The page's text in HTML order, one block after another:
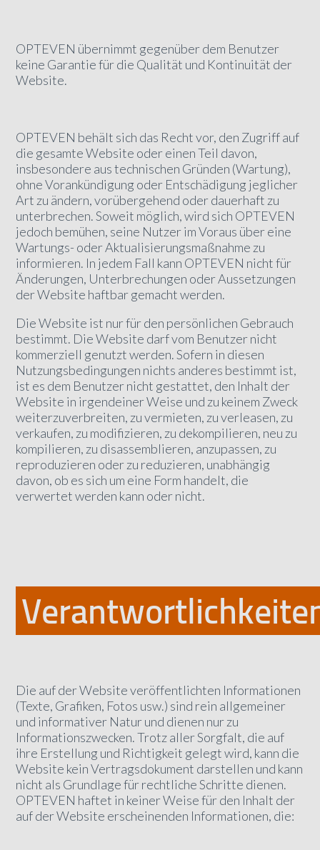
OPTEVEN übernimmt gegenüber dem Benutzer
keine Garantie für die Qualität und Kontinuität der
Website.
OPTEVEN behält sich das Recht vor, den Zugriff auf
die gesamte Website oder einen Teil davon,
insbesondere aus technischen Gründen (Wartung),
ohne Vorankündigung oder Entschädigung jeglicher
Art zu ändern, vorübergehend oder dauerhaft zu
unterbrechen. Soweit möglich, wird sich OPTEVEN
jedoch bemühen, seine Nutzer im Voraus über eine
Wartungs- oder Aktualisierungsmaßnahme zu
informieren. In jedem Fall kann OPTEVEN nicht für
Änderungen, Unterbrechungen oder Aussetzungen
der Website haftbar gemacht werden.
Die Website ist nur für den persönlichen Gebrauch
bestimmt. Die Website darf vom Benutzer nicht
kommerziell genutzt werden. Sofern in diesen
Nutzungsbedingungen nichts anderes bestimmt ist,
ist es dem Benutzer nicht gestattet, den Inhalt der
Website in irgendeiner Weise und zu keinem Zweck
weiterzuverbreiten, zu vermieten, zu verleasen, zu
verkaufen, zu modifizieren, zu dekompilieren, neu zu
kompilieren, zu disassemblieren, anzupassen, zu
reproduzieren oder zu reduzieren, unabhängig
davon, ob es sich um eine Form handelt, die
verwertet werden kann oder nicht.
Die auf der Website veröffentlichten Informationen
(Texte, Grafiken, Fotos usw.) sind rein allgemeiner
und informativer Natur und dienen nur zu
Informationszwecken. Trotz aller Sorgfalt, die auf
ihre Erstellung und Richtigkeit gelegt wird, kann die
Website kein Vertragsdokument darstellen und kann
nicht als Grundlage für rechtliche Schritte dienen.
OPTEVEN haftet in keiner Weise für den Inhalt der
auf der Website erscheinenden Informationen, die: